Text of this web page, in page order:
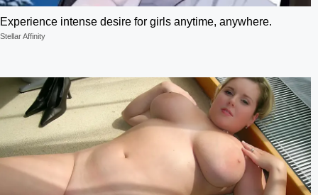
Experience intense desire for girls anytime, anywhere.
Stellar Affinity